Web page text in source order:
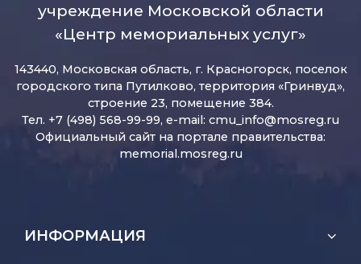
учреждение Московской области
«Центр мемориальных услуг»
143440, Московская область, г. Красногорск, поселок
городского типа Путилково, территория «Гринвуд»,
строение 23, помещение 384.
Тел. +7 (498) 568-99-99, e-mail: cmu_info@mosreg.ru
Официальный сайт на портале правительства:
memorial.mosreg.ru
ИНФОРМАЦИЯ